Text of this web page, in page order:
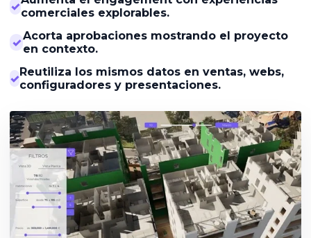
✓comerciales explorables.
✓
Acorta aprobaciones mostrando el proyecto
en contexto.
✓
Reutiliza los mismos datos en ventas, webs,
configuradores y presentaciones.